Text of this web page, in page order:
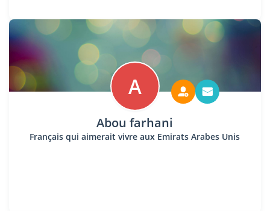
A
Abou farhani
Français qui aimerait vivre aux Emirats Arabes Unis